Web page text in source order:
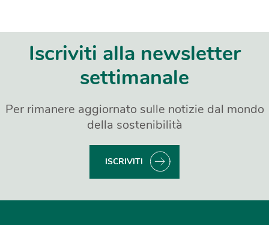
Iscriviti alla newsletter
settimanale
Per rimanere aggiornato sulle notizie dal mondo
della sostenibilità
ISCRIVITI